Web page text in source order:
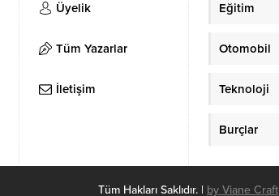
Üyelik
Tüm Yazarlar
İletişim
Eğitim
Otomobil
Teknoloji
Burçlar
Tüm Hakları Saklıdır. | by Viane Craft